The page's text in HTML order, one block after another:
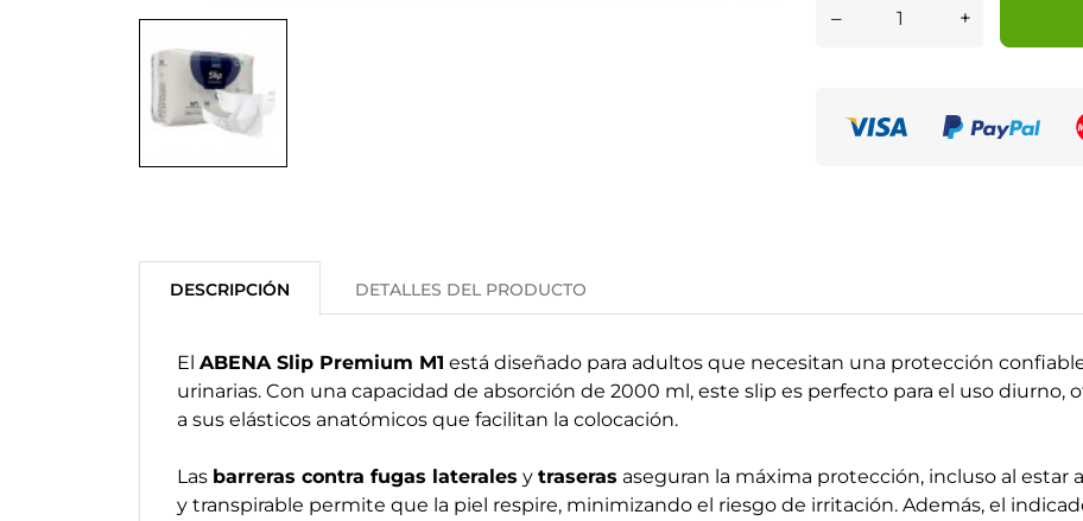
– +
DESCRIPCIÓN DETALLES DEL PRODUCTO
El ABENA Slip Premium M1 está diseñado para adultos que necesitan una protección
urinarias. Con una capacidad de absorción de 2000 ml, este slip es perfecto para el uso diurno,
a sus elásticos anatómicos que facilitan la colocación.
Las barreras contra fugas laterales y traseras aseguran la máxima protección, incluso al estar
y transpirable permite que la piel respire, minimizando el riesgo de irritación. Además, el